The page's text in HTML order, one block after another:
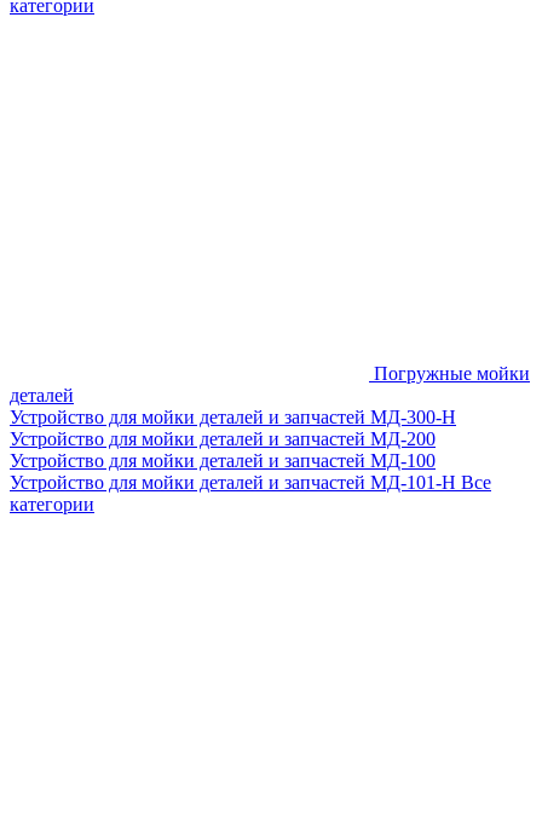
категории
Погружные мойки
деталей
Устройство для мойки деталей и запчастей МД-300-H
Устройство для мойки деталей и запчастей МД-200
Устройство для мойки деталей и запчастей МД-100
Устройство для мойки деталей и запчастей МД-101-Н Все
категории